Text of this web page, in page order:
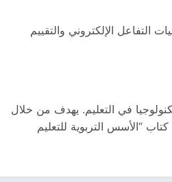
التفاعل الإلكتروني والتقييم
في التعليم. يهدف من خلال
“الأسس التربوية للتعليم